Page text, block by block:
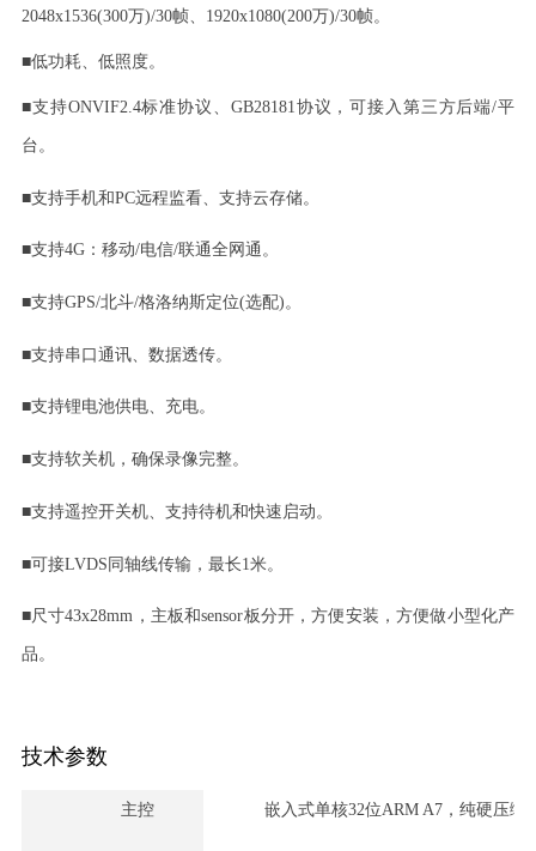
2048x1536(300万)/30帧、 1920x1080(200万)/30帧。
■低功耗、低照度。
■支持ONVIF2.4标准协议、GB28181协议，可接入第三方后端/平
台。
■支持手机和PC远程监看、支持云存储。
■支持4G：移动/电信/联通全网通。
■支持GPS/北斗/格洛纳斯定位(选配)。
■支持串口通讯、数据透传。
■支持锂电池供电、充电。
■支持软关机，确保录像完整。
■支持遥控开关机、支持待机和快速启动。
■可接LVDS同轴线传输，最长1米。
■尺寸43x28mm，主板和sensor板分开，方便安装，方便做小型化产
品。
技术参数
主控 嵌入式单核32位ARM A7，纯硬压缩